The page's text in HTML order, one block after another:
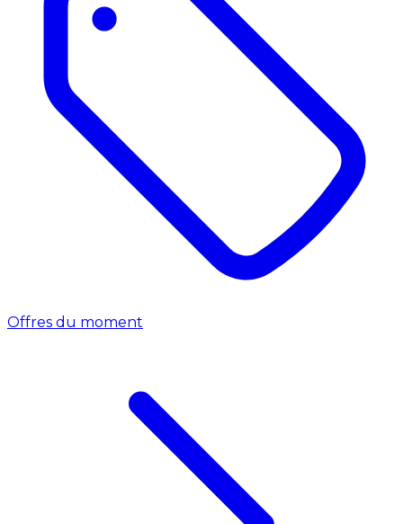
Offres du moment